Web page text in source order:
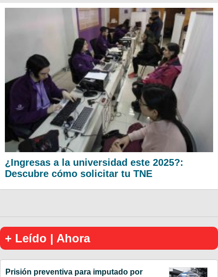
¿Ingresas a la universidad este 2025?:
Descubre cómo solicitar tu TNE
+ Leído | Ahora
Prisión preventiva para imputado por